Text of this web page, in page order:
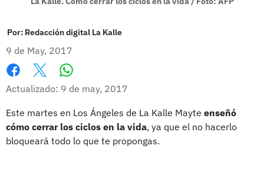
Por: Redacción digital La Kalle
9 de May, 2017
Facebook
X
Actualizado: 9 de may, 2017
Este martes en Los Ángeles de La Kalle Mayte enseñó
cómo cerrar los ciclos en la vida, ya que el no hacerlo
bloqueará todo lo que te propongas.